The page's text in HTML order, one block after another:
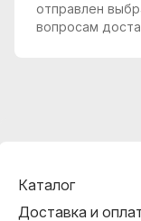
отправлен
вопросам
Каталог
Доставка и